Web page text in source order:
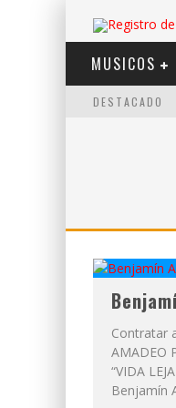
MUSICOS
DESTACADO
Contratar
AMADEO
“VIDA
Benjamín